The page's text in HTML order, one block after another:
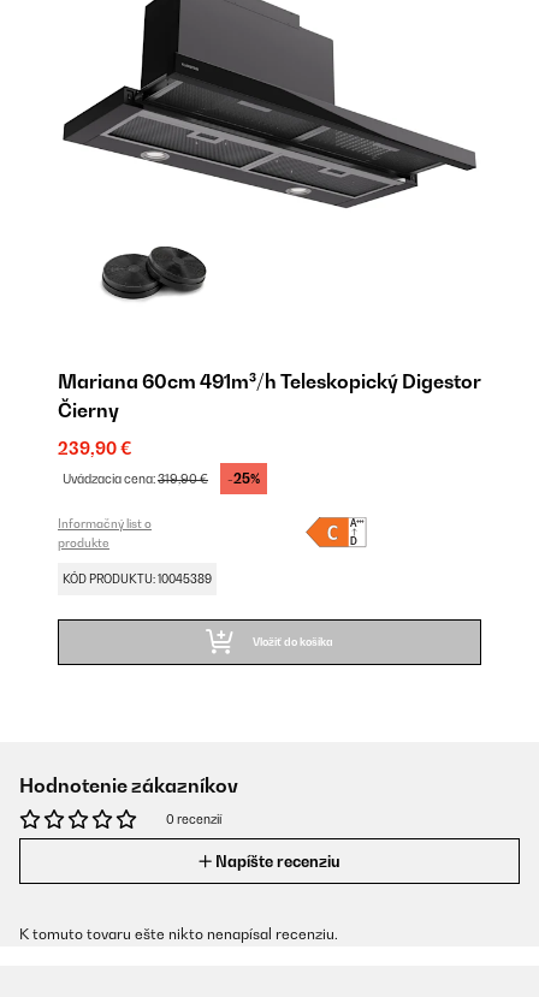
Mariana 60cm 491m³/h Teleskopický Digestor
Čierny
239,90 €
Uvádzacia cena:319,90 € -25%
Informačný list o
produkte
KÓD PRODUKTU: 10045389
Vložiť do košíka
Hodnotenie zákazníkov
0 recenzií
Napíšte recenziu
K tomuto tovaru ešte nikto nenapísal recenziu.